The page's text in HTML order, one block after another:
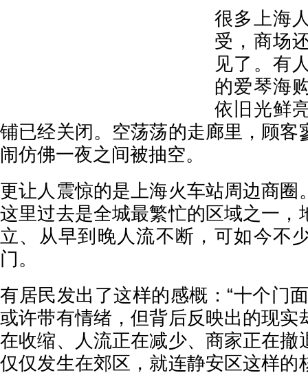
很多上海
受，商场
见了。有
的爱琴海
依旧光鲜
铺已经关闭。空荡荡的走廊里，顾客
闹仿佛一夜之间被抽空。
更让人震惊的是上海火车站周边商圈
这里过去是全城最繁忙的区域之一，
立、从早到晚人流不断，可如今不
门。
有居民发出了这样的感概：“十个门
或许带有情绪，但背后反映出的现实
在收缩、人流正在减少、商家正在撤
仅仅发生在郊区，就连静安区这样的